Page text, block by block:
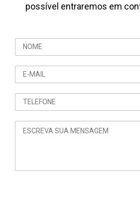
possível entraremos em